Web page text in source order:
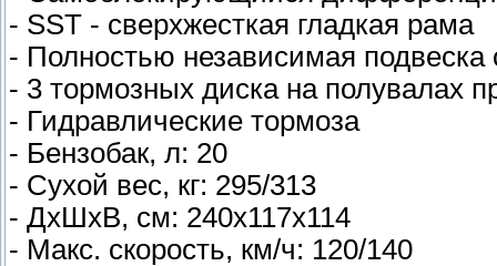
- SST - сверхжесткая гладкая рама
- Полностью независимая
- 3 тормозных диска на полувалах
- Гидравлические тормоза
- Бензобак, л: 20
- Сухой вес, кг: 295/313
- ДхШхВ, см: 240х117х114
- Макс. скорость, км/ч: 120/140